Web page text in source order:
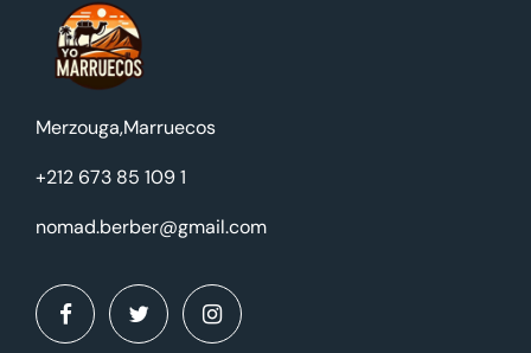
Merzouga,Marruecos
+212 673 85 109 1
nomad.berber@gmail.com